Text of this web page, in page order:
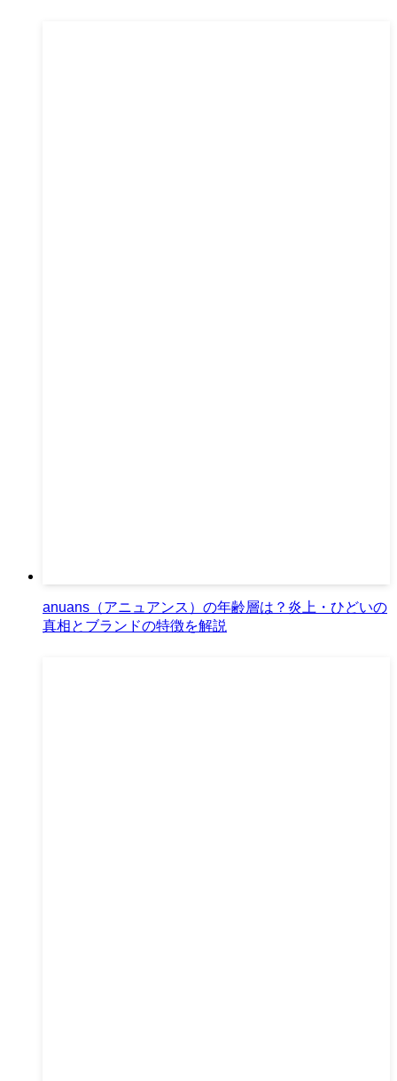
anuans（アニュアンス）の年齢層は？炎上・ひどいの
真相とブランドの特徴を解説